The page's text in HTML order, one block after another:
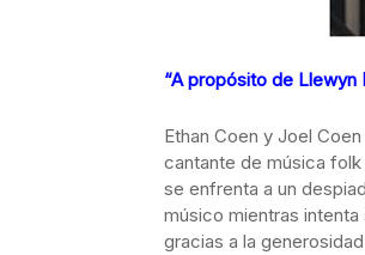
“A propósito de Llewyn
Ethan Coen y Joel
cantante de música folk
se enfrenta a un
músico mientras
gracias a la